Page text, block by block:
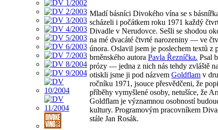
Mladí básníci Divokého vína se s
scházeli i počátkem roku 1971 každý
Divadle v Nerudovce. Sešli se shodou
na mé dvacáté čtvrté narozeniny — ve
února. Oslavil jsem je poslechem textů z
brněnského autora Pavla Řezníčka. Psal
prózy — jedna z nich nás tehdy zvláště
otiskli jsme ji pod názvem Goldflam v
ročníku 1971, jsouce přesvědčeni, že
příběhy vymyšlené osoby, netušíce, že
Goldflam je významnou osobností
kultury. Programovým pracovníkem
stále Jan Rosák.